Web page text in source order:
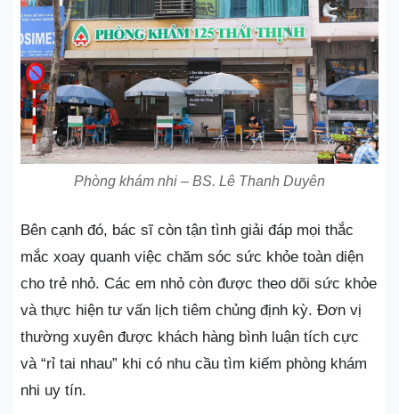
Phòng khám nhi – BS. Lê Thanh Duyên
Bên cạnh đó, bác sĩ còn tận tình giải đáp mọi thắc
mắc xoay quanh việc chăm sóc sức khỏe toàn diện
cho trẻ nhỏ. Các em nhỏ còn được theo dõi sức khỏe
và thực hiện tư vấn lịch tiêm chủng định kỳ. Đơn vị
thường xuyên được khách hàng bình luận tích cực
và “rỉ tai nhau” khi có nhu cầu tìm kiếm phòng khám
nhi uy tín.